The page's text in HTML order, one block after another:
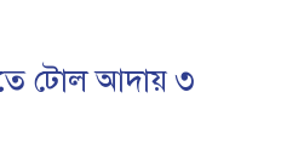
টোল আদায় ৩